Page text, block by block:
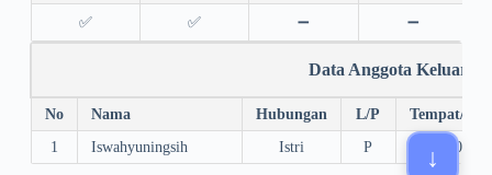
✅ ✅ ➖ ➖
Data Anggota Keluarga
No Nama Hubungan L/P
Tempat/
1
Iswahyuningsih Istri P Solo, 10/10/